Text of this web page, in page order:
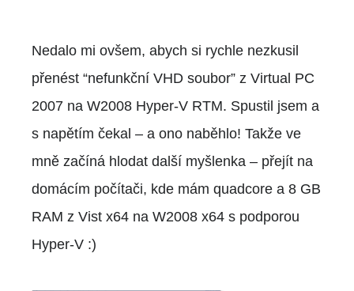
Nedalo mi ovšem, abych si rychle nezkusil
přenést “nefunkční VHD soubor” z Virtual PC
2007 na W2008 Hyper-V RTM. Spustil jsem a
s napětím čekal – a ono naběhlo! Takže ve
mně začíná hlodat další myšlenka – přejít na
domácím počítači, kde mám quadcore a 8 GB
RAM z Vist x64 na W2008 x64 s podporou
Hyper-V :)